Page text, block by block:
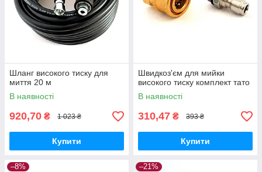
Шланг високого тиску для
миття 20 м
В наявності
920,70 ₴ 1 023 ₴
Купити
Швидкоз'єм для мийки
високого тиску комплект тато
В наявності
310,47 ₴ 393 ₴
Купити
–8% –21%